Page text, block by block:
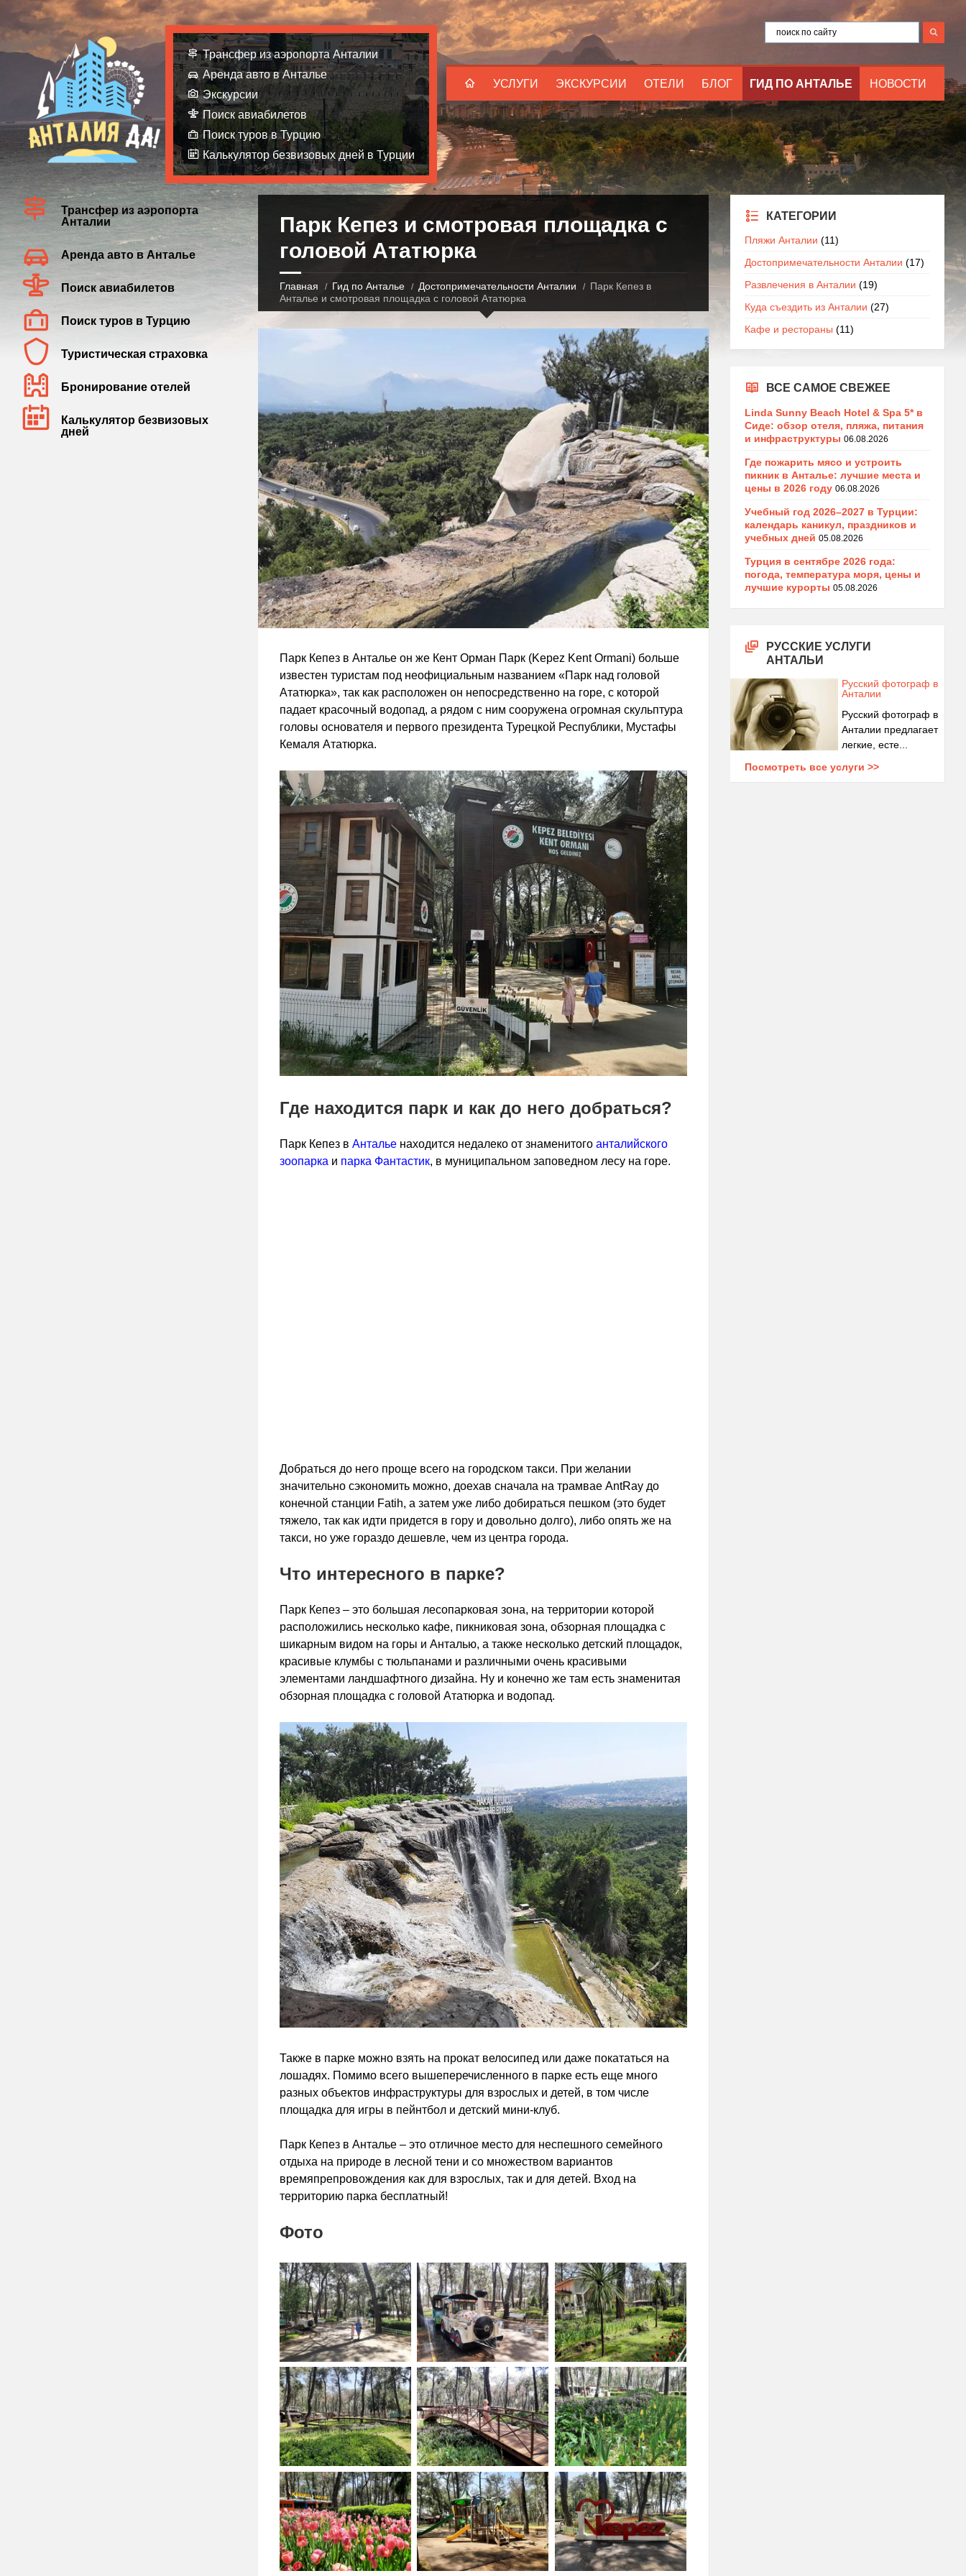
УСЛУГИ ЭКСКУРСИИ ОТЕЛИ БЛОГ ГИД ПО АНТАЛЬЕ НОВОСТИ
Трансфер из аэропорта Анталии
Аренда авто в Анталье
Экскурсии
Поиск авиабилетов
Поиск туров в Турцию
Калькулятор безвизовых дней в Турции
Парк Кепез и смотровая площадка с
головой Ататюрка
Главная Гид по Анталье Достопримечательности Анталии
Парк Кепез в
Анталье и смотровая площадка с головой Ататюрка
Парк Кепез в Анталье он же Кент Орман Парк (Kepez Kent Ormani) больше
известен туристам под неофициальным названием «Парк над головой
Ататюрка», так как расположен он непосредственно на горе, с которой
падает красочный водопад, а рядом с ним сооружена огромная скульптура
головы основателя и первого президента Турецкой Республики, Мустафы
Кемаля Ататюрка.
Где находится парк и как до него добраться?
Парк Кепез в Антальенаходится недалеко от знаменитого анталийского
зоопарка и парка Фантастик, в муниципальном заповедном лесу на горе.
Добраться до него проще всего на городском такси. При желании
значительно сэкономить можно, доехав сначала на трамвае AntRay до
конечной станции Fatih, а затем уже либо добираться пешком (это будет
тяжело, так как идти придется в гору и довольно долго), либо опять же на
такси, но уже гораздо дешевле, чем из центра города.
Что интересного в парке?
Парк Кепез – это большая лесопарковая зона, на территории которой
расположились несколько кафе, пикниковая зона, обзорная площадка с
шикарным видом на горы и Анталью, а также несколько детский площадок,
красивые клумбы с тюльпанами и различными очень красивыми
элементами ландшафтного дизайна. Ну и конечно же там есть знаменитая
обзорная площадка с головой Ататюрка и водопад.
Также в парке можно взять на прокат велосипед или даже покататься на
лошадях. Помимо всего вышеперечисленного в парке есть еще много
разных объектов инфраструктуры для взрослых и детей, в том числе
площадка для игры в пейнтбол и детский мини-клуб.
Парк Кепез в Анталье – это отличное место для неспешного семейного
отдыха на природе в лесной тени и со множеством вариантов
времяпрепровождения как для взрослых, так и для детей. Вход на
территорию парка бесплатный!
Фото
Трансфер из аэропорта
Анталии
Аренда авто в Анталье
Поиск авиабилетов
Поиск туров в Турцию
Туристическая страховка
Бронирование отелей
Калькулятор безвизовых
дней
КАТЕГОРИИ
Пляжи Анталии (11)
Достопримечательности Анталии (17)
Развлечения в Анталии (19)
Куда съездить из Анталии (27)
Кафе и рестораны (11)
ВСЕ САМОЕ СВЕЖЕЕ
Linda Sunny Beach Hotel & Spa 5* в
Сиде: обзор отеля, пляжа, питания
и инфраструктуры 06.08.2026
Где пожарить мясо и устроить
пикник в Анталье: лучшие места и
цены в 2026 году 06.08.2026
Учебный год 2026–2027 в Турции:
календарь каникул, праздников и
учебных дней 05.08.2026
Турция в сентябре 2026 года:
погода, температура моря, цены и
лучшие курорты 05.08.2026
РУССКИЕ УСЛУГИ
АНТАЛЬИ
Русский фотограф в
Анталии
Русский фотограф в
Анталии предлагает
легкие, есте...
Посмотреть все услуги >>